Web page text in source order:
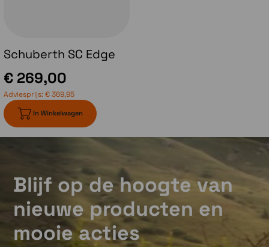
Schuberth SC Edge
€ 269,00
Adviesprijs:€ 369,95
In Winkelwagen
Blijf op de hoogte van
nieuwe producten en
mooie acties